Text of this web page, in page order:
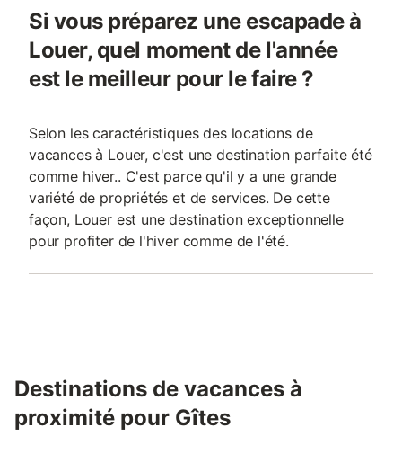
Si vous préparez une escapade à
Louer, quel moment de l'année
est le meilleur pour le faire ?
Selon les caractéristiques des locations de
vacances à Louer, c'est une destination parfaite été
comme hiver.. C'est parce qu'il y a une grande
variété de propriétés et de services. De cette
façon, Louer est une destination exceptionnelle
pour profiter de l'hiver comme de l'été.
Destinations de vacances à
proximité pour Gîtes